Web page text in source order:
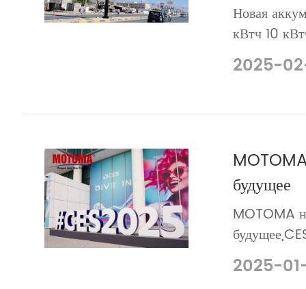
Новая
кВтч 10
солнечная
2025-
будущее
MOTOMA
часы
литиевая
2025-